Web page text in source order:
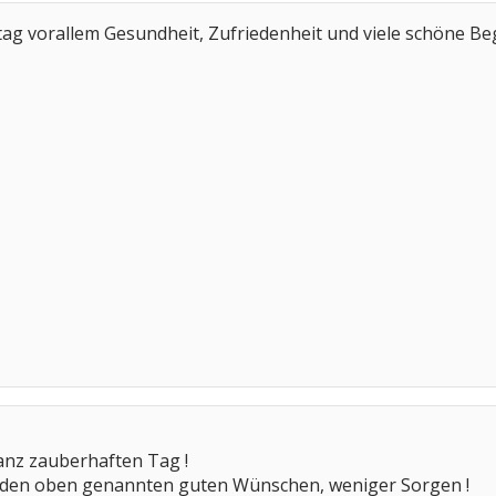
vorallem Gesundheit, Zufriedenheit und viele schöne
zauberhaften Tag !
oben genannten guten Wünschen, weniger Sorgen !